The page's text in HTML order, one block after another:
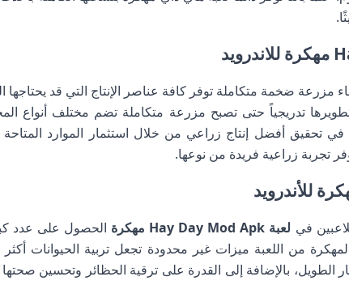
مزرعة ضخمة متكاملة توفر كافة عناصر الإنتاج التي قد يحتاجها
تدريجياً حتى تصبح مزرعة متكاملة تضم مختلف أنواع
في تحقيق أفضل إنتاج زراعي من خلال استثمار الموارد
تجربة زراعية فريدة من نوعها.
في لعبة Hay Day Mod Apk مهكرة
الحصول على عدد
المهكرة من اللعبة ميزات غير محدودة تجعل تربية الحيوانات
بالإضافة إلى القدرة على ترقية الحظائر وتحسين صحتها